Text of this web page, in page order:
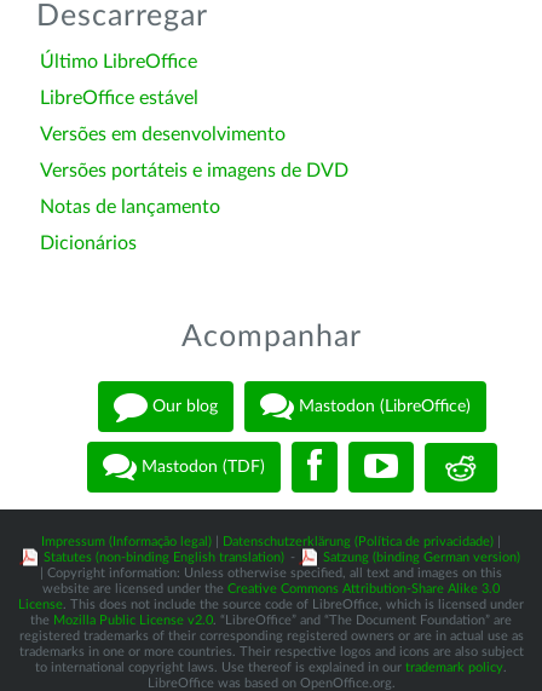
Descarregar
Último LibreOffice
LibreOffice estável
Versões em desenvolvimento
Versões portáteis e imagens de DVD
Notas de lançamento
Dicionários
Acompanhar
Our blog Mastodon (LibreOffice)
Mastodon (TDF)
Impressum (Informação legal) Datenschutzerklärung (Política de privacidade)
Statutes (non-binding English translation) -
Satzung (binding German version)
| Copyright information: Unless otherwise specified, all text and images on this
website are licensed under the Creative Commons Attribution-Share Alike 3.0
License . This does not include the source code of LibreOffice, which is licensed under
the Mozilla Public License v2.0 . “LibreOffice” and “The Document Foundation” are
registered trademarks of their corresponding registered owners or are in actual use as
trademarks in one or more countries. Their respective logos and icons are also subject
to international copyright laws. Use thereof is explained in our trademark policy
LibreOffice was based on OpenOffice.org.